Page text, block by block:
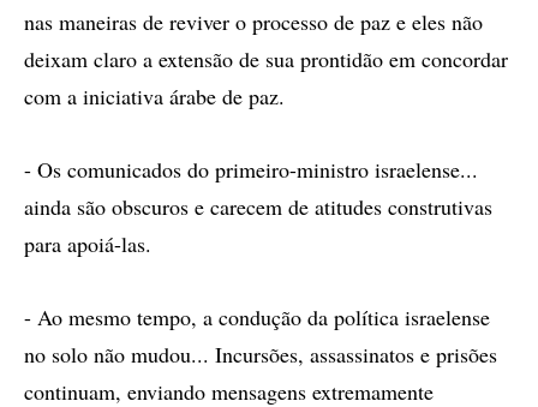
nas maneiras de reviver o processo de paz e eles não
deixam claro a extensão de sua prontidão em concordar
com a iniciativa árabe de paz.
- Os comunicados do primeiro-ministro israelense...
ainda são obscuros e carecem de atitudes construtivas
para apoiá-las.
- Ao mesmo tempo, a condução da política israelense
no solo não mudou... Incursões, assassinatos e prisões
continuam, enviando mensagens extremamente